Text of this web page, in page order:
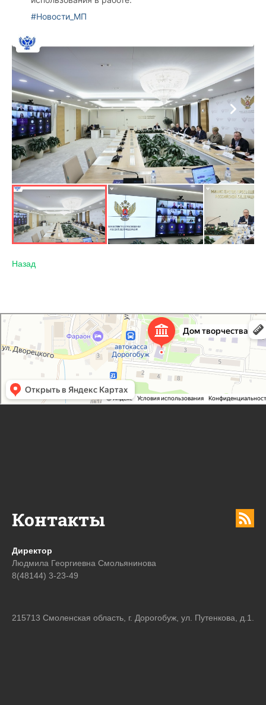
#Новости_МП
Назад
Контакты
Директор
Людмила Георгиевна Смольянинова
8(48144) 3-23-49
215713 Смоленская область, г. Дорогобуж, ул. Путенкова, д.1.
Дорогобужский дом детского творчества
Дом культуры в Дорогобуже
Дополнительное образование в Дорогобуже